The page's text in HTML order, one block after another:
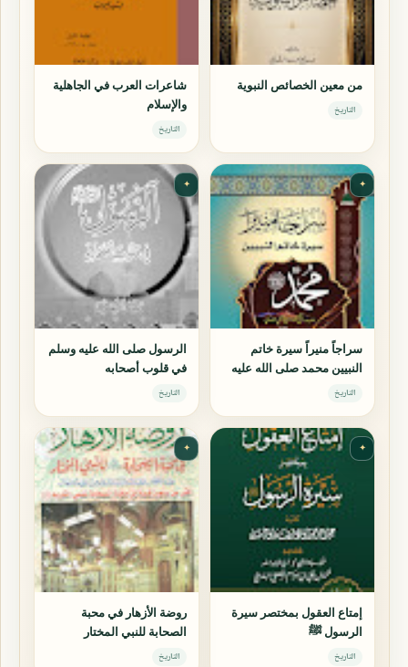
من معين الخصائص النبوية
التاريخ
شاعرات العرب في الجاهلية
والإسلام
التاريخ
✦
سراجاً منيراً سيرة خاتم
النبيين محمد صلى الله عليه
وسلم
التاريخ
✦
الرسول صلى الله عليه وسلم
في قلوب أصحابه
التاريخ
✦
إمتاع العقول بمختصر سيرة
الرسول ﷺ
التاريخ
✦
روضة الأزهار في محبة
الصحابة للنبي المختار
التاريخ